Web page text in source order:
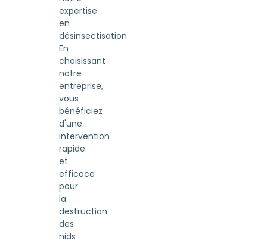
expertise
en
désinsectisation.
En
choisissant
notre
entreprise,
vous
bénéficiez
d'une
intervention
rapide
et
efficace
pour
la
destruction
des
nids